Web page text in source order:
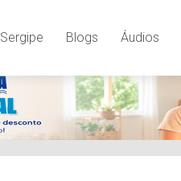
Sergipe Blogs Áudios